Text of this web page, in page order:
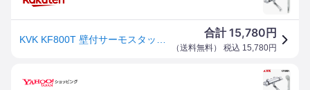
合計15,780 円
（送料無料） 税込 15,780円